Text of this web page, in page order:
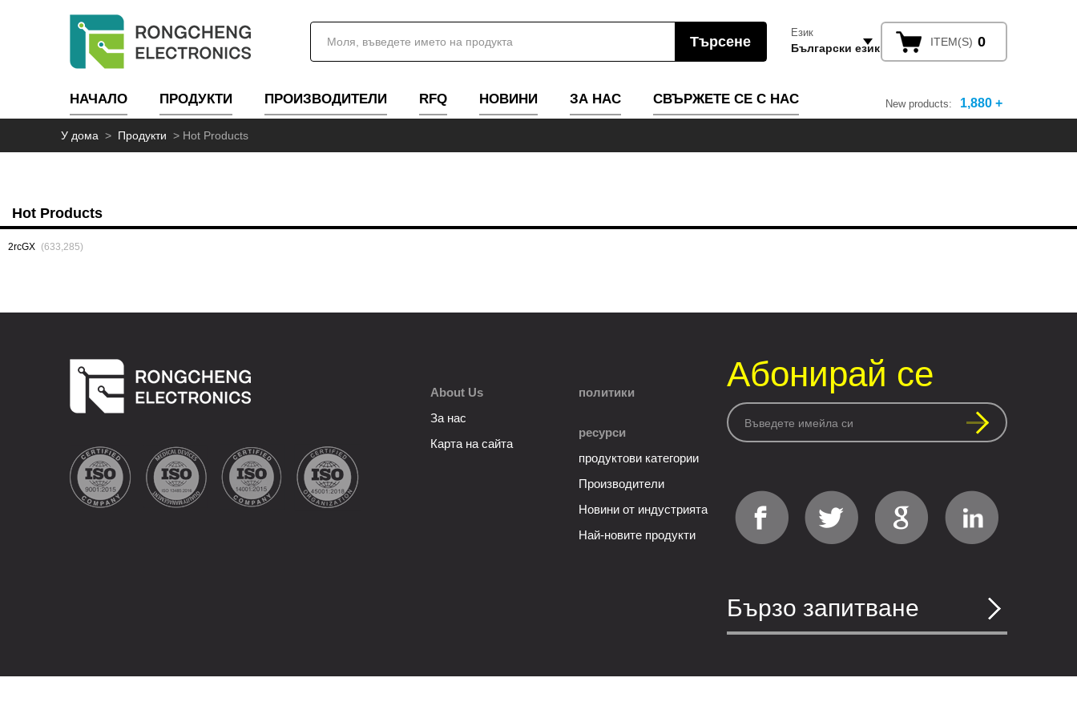
Език
Български език ITEM(S) 0
НАЧАЛО ПРОДУКТИ ПРОИЗВОДИТЕЛИ RFQ НОВИНИ ЗА НАС СВЪРЖЕТЕ СЕ С НАС New products: 1,880 +
У дома > Продукти > Hot Products
Hot Products
2rcGX (633,285)
About Us
За нас
Карта на сайта
политики
ресурси
продуктови категории
Производители
Новини от индустрията
Най-новите продукти
Абонирай се
Бързо запитване